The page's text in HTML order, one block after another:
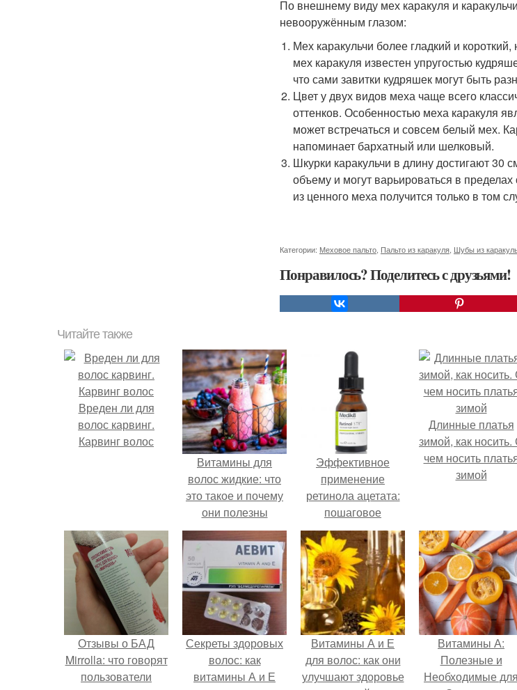
По внешнему виду мех каракуля и
невооружённым глазом:
Мех каракульчи более гладкий и
мех каракуля известен упругостью
что сами завитки кудряшек могут быть
Цвет у двух видов меха чаще всего
оттенков. Особенностью меха каракуля
может встречаться и совсем белый мех.
напоминает бархатный или шелковый.
Шкурки каракульчи в длину достигают 30
объему и могут варьироваться в
из ценного меха получится только в том
Категории: Меховое пальто Пальто из каракуля Шубы из
Понравилось? Поделитесь с друзьями!
Читайте также
Вреден ли для
волос карвинг.
Карвинг волос
Витамины для
волос жидкие: что
это такое и почему
они полезны
Эффективное
применение
ретинола ацетата:
пошаговое
руководство
Длинные платья
зимой, как носить.
чем носить
зимой
Отзывы о БАД
Mirrolla: что говорят
пользователи
Секреты здоровых
волос: как
витамины А и Е
Витамины А и Е
для волос: как они
улучшают здоровье
Витамины А:
Полезные и
Необходимые для